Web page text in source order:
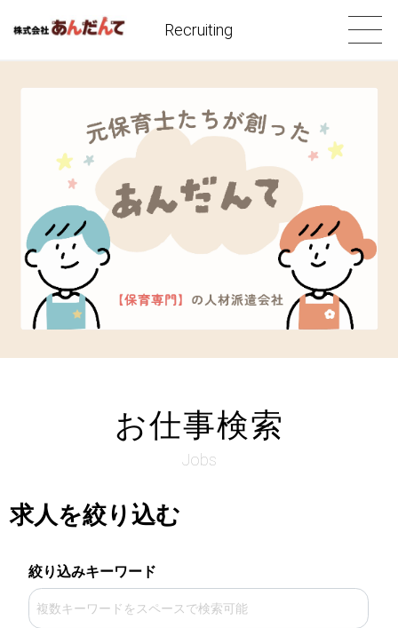
Recruiting
お仕事検索
Jobs
求人を絞り込む
絞り込みキーワード